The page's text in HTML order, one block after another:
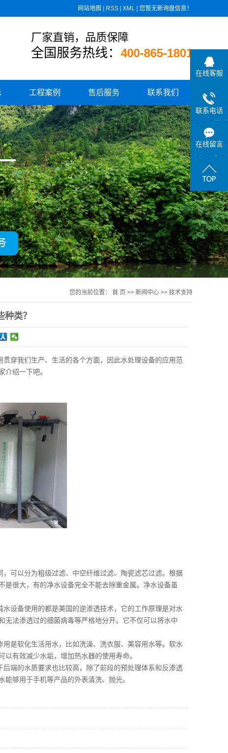
网站地图 RSS XML 您暂无新询盘信息！
厂家直销，品质保障
全国服务热线： 400-865-1801
工程案例
住宅小区供水
城乡水厂供水
学校、医院供水
高速公路供水
小区板式换热设备
消防气体顶压设备
一体化净水器
售后服务 联系我们
您的当前位置： 首 页 >> 新闻中心 >> 技术支持
类？
穿我们生产、生活的各个方面，因此水处理设备的应用范
介绍一下吧。
可以分为粗级过滤、中空纤维过滤、陶瓷滤芯过滤。根据
很大，有的净水设备完全不能去除重金属。净水设备虽
设备使用的都是美国的逆渗透技术，它的工作原理是对水
法渗透过的细菌病毒等严格地分开。它不仅可以将水中
是软化生活用水，比如洗澡、洗衣服、美容用水等。软水
有效减少水垢，增加热水器的使用寿命。
端的水质要求也比较高，除了前段的预处理体系和反渗透
够用于手机等产品的外表清洗、抛光。
在线客服
联系电话
在线留言